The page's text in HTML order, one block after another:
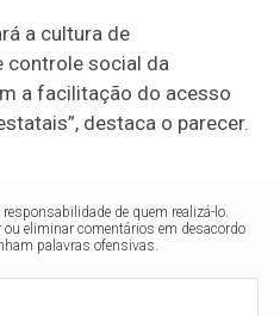
a cultura de
controle social da
a facilitação do acesso
destaca o parecer.
de quem realizá-lo.
ou eliminar comentários em desacordo
palavras ofensivas.